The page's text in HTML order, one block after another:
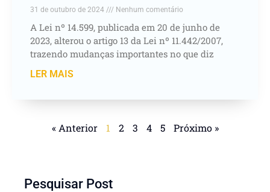
31 de outubro de 2024 Nenhum comentário
A Lei nº 14.599, publicada em 20 de junho de
2023, alterou o artigo 13 da Lei nº 11.442/2007,
trazendo mudanças importantes no que diz
LER MAIS
« Anterior 1 2 3 4 5 Próximo »
Pesquisar Post